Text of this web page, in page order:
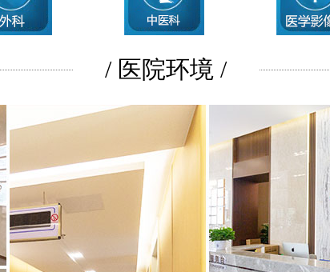
/ 医院环境 /